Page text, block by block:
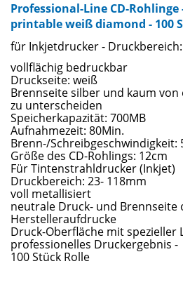
Professional-Line CD-
printable weiß diamond - 100
für Inkjetdrucker -
vollflächig bedruckbar
Druckseite: weiß
Brennseite silber und kaum von
zu unterscheiden
Speicherkapazität: 700MB
Aufnahmezeit: 80Min.
Brenn-/Schreibgeschwindigkeit:
Größe des CD-Rohlings: 12cm
Für Tintenstrahldrucker (Inkjet)
Druckbereich: 23- 118mm
voll metallisiert
neutrale Druck- und Brennseite
Herstelleraufdrucke
Druck-Oberfläche mit spezieller
professionelles Druckergebnis -
100 Stück Rolle